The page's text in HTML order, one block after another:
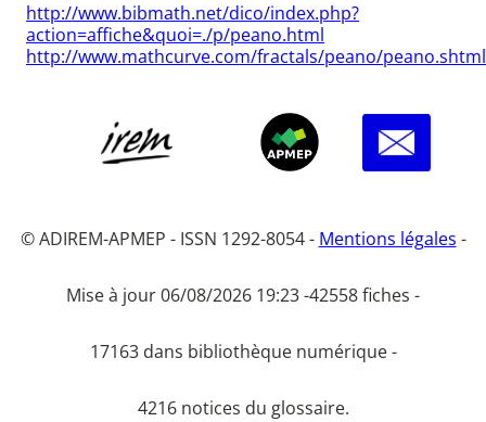
http://www.bibmath.net/dico/index.php?
action=affiche&quoi=./p/peano.html
http://www.mathcurve.com/fractals/peano/peano.shtml
© ADIREM-APMEP - ISSN 1292-8054 - Mentions légales -
Mise à jour 06/08/2026 19:23 -42558 fiches -
17163 dans bibliothèque numérique -
4216 notices du glossaire.